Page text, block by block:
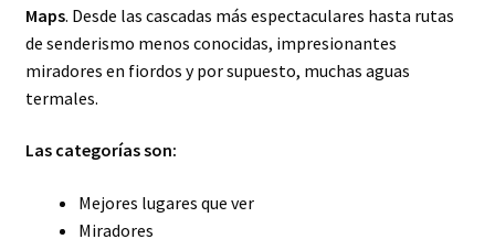
Maps. Desde las cascadas más espectaculares hasta rutas
de senderismo menos conocidas, impresionantes
miradores en fiordos y por supuesto, muchas aguas
termales.
Las categorías son:
Mejores lugares que ver
Miradores